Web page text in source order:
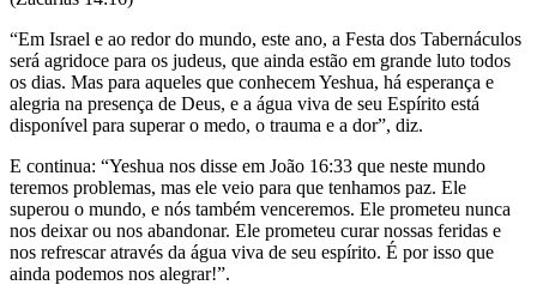
“Em Israel e ao redor do mundo, este ano, a Festa dos Tabernáculos
será agridoce para os judeus, que ainda estão em grande luto todos
os dias. Mas para aqueles que conhecem Yeshua, há esperança e
alegria na presença de Deus, e a água viva de seu Espírito está
disponível para superar o medo, o trauma e a dor”, diz.
E continua: “Yeshua nos disse em João 16:33 que neste mundo
teremos problemas, mas ele veio para que tenhamos paz. Ele
superou o mundo, e nós também venceremos. Ele prometeu nunca
nos deixar ou nos abandonar. Ele prometeu curar nossas feridas e
nos refrescar através da água viva de seu espírito. É por isso que
ainda podemos nos alegrar!”.